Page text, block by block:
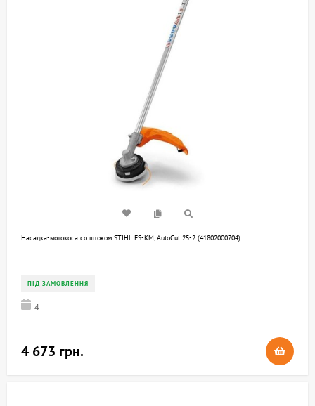
Насадка-мотокоса со штоком STIHL FS-KM, AutoCut 25-2 (41802000704)
ПІД ЗАМОВЛЕННЯ
4
4 673 грн.